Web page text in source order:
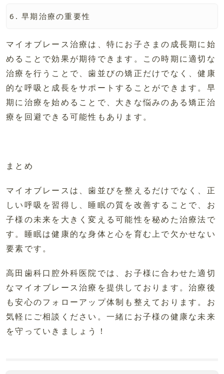
早期治療の重要性
マイオブレース治療は、特にお子さまの成長期に始
めることで効果が期待できます。この時期に適切な
治療を行うことで、歯並びの矯正だけでなく、健康
的な呼吸と成長をサポートすることができます。早
期に治療を始めることで、大きな悩みのある矯正治
療を回避できる可能性もあります。
まとめ
マイオブレースは、歯並びを整えるだけでなく、正
しい呼吸を習得し、睡眠の質を改善することで、お
子様の未来を大きく変える可能性を秘めた治療法で
す。睡眠は健康的な身体と心を育む上で欠かせない
要素です。
高田歯科口腔外科医院では、お子様に合わせた適切
なマイオブレース治療を提供しております。治療後
も安心のフォローアップ体制も整えております。お
気軽にご相談ください。一緒にお子様の健康な未来
を守っていきましょう！